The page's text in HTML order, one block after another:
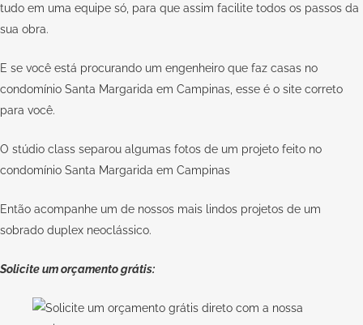
tudo em uma equipe só, para que assim facilite todos os passos da
sua obra.
E se você está procurando um engenheiro que faz casas no
condomínio Santa Margarida em Campinas, esse é o site correto
para você.
O stúdio class separou algumas fotos de um projeto feito no
condomínio Santa Margarida em Campinas
Então acompanhe um de nossos mais lindos projetos de um
sobrado duplex neoclássico.
Solicite um orçamento grátis: